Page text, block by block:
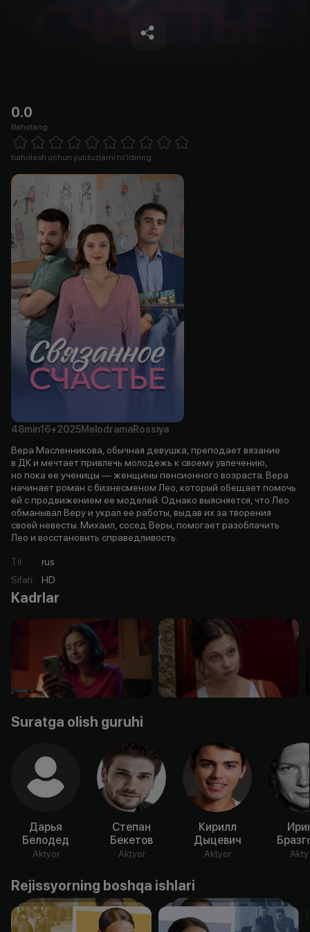
0.0
Baholang
1 Star 2 Stars 3 Stars 4 Stars5 Stars 6 Stars7 Stars8 Stars
baholash uchun yulduzlarni to'ldiring
48min16+2025MelodramaRossiya
Вера Масленникова, обычная девушка, преподает вязание
в ДК и мечтает привлечь молодежь к своему увлечению,
но пока ее ученицы — женщины пенсионного возраста. Вера
начинает роман с бизнесменом Лео, который обещает помочь
ей с продвижением ее моделей. Однако выясняется, что Лео
обманывал Веру и украл ее работы, выдав их за творения
своей невесты. Михаил, сосед Веры, помогает разоблачить
Лео и восстановить справедливость.
Til:
rus
Sifati: HD
Kadrlar
Suratga olish guruhi
Дарья
Белодед
Aktyor
Степан
Бекетов
Aktyor
Кирилл
Дыцевич
Aktyor
Rejissyorning boshqa ishlari